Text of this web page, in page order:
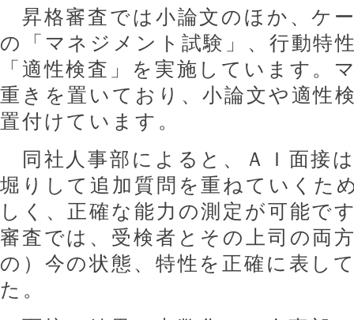
昇格審査では小論文のほか、ケ
の「マネジメント試験」、行動特
「適性検査」を実施しています。
重きを置いており、小論文や適性
置付けています。
同社人事部によると、ＡＩ面接
堀りして追加質問を重ねていくた
しく、正確な能力の測定が可能で
審査では、受検者とその上司の両
の）今の状態、特性を正確に表し
た。